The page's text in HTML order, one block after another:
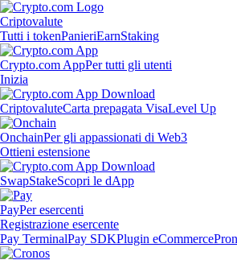
Criptovalute
Tutti i tokenPanieriEarnStaking
Crypto.com AppPer tutti gli utenti
Inizia
CriptovaluteCarta prepagata VisaLevel Up
OnchainPer gli appassionati di Web3
Ottieni estensione
SwapStakeScopri le dApp
PayPer esercenti
Registrazione esercente
Pay TerminalPay SDKPlugin eCommerce